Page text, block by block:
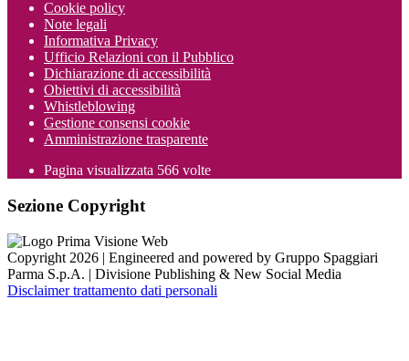
Cookie policy
Note legali
Informativa Privacy
Ufficio Relazioni con il Pubblico
Dichiarazione di accessibilità
Obiettivi di accessibilità
Whistleblowing
Gestione consensi cookie
Amministrazione trasparente
Pagina visualizzata 566 volte
Sezione Copyright
Copyright 2026 | Engineered and powered by Gruppo Spaggiari
Parma S.p.A. | Divisione Publishing & New Social Media
Disclaimer trattamento dati personali